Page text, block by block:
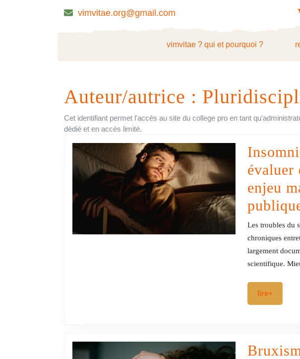
vimvitae.org@gmail.com
vimvitae ? qui et pourquoi ?
Auteur/autrice :
Cet identifiant permet l'accès au site du college pro en tant
dédié et en accès limité.
évaluer
enjeu
Les troubles du
chroniques
largement
scientifique.
lire+